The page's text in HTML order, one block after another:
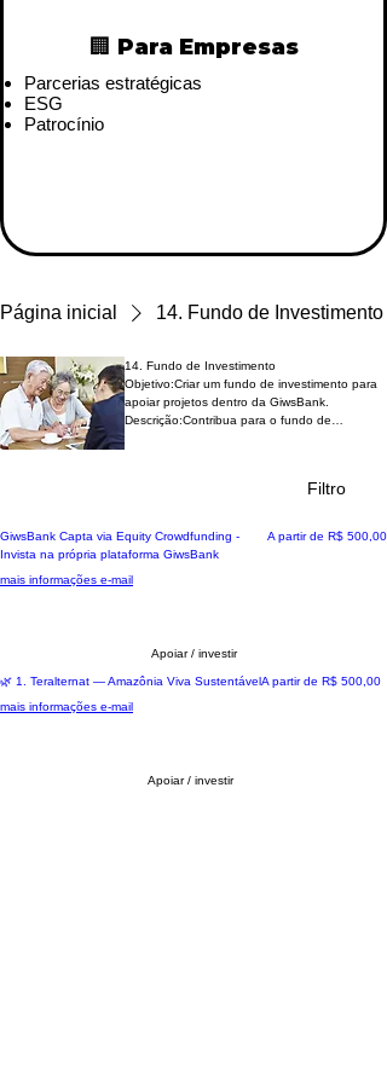
🏢 Para Empresas
Parcerias estratégicas
ESG
Patrocínio
Página inicial 14. Fundo de Investimento
14. Fundo de Investimento
Objetivo:Criar um fundo de investimento para
apoiar projetos dentro da GiwsBank.
Descrição:Contribua para o fundo de
social.Sua participação é fundamental
impacto positivo na comunidade.Ao investir,
você apoia um futuro mais justo e sustentável.
conforme o sucesso dos projetos apoiados,
Filtro
Apoio Inicial
GiwsBank Capta via Equity Crowdfunding -
Invista na própria plataforma GiwsBank
A partir de R$ 500,00
Preço promocional
mais informações e-mail
Apoiar / investir
🌍 Impactando comunidades reai
🌿 1. Teralternat — Amazônia Viva SustentávelA partir de R$ 500,00
Preço promocional
mais informações e-mail
Apoiar / investir